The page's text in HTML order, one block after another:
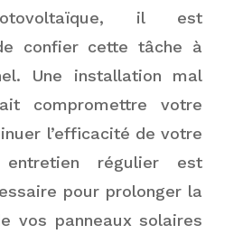
il est
confier cette tâche à
Une installation mal
compromettre votre
l’efficacité de votre
régulier est
pour prolonger la
vos panneaux solaires